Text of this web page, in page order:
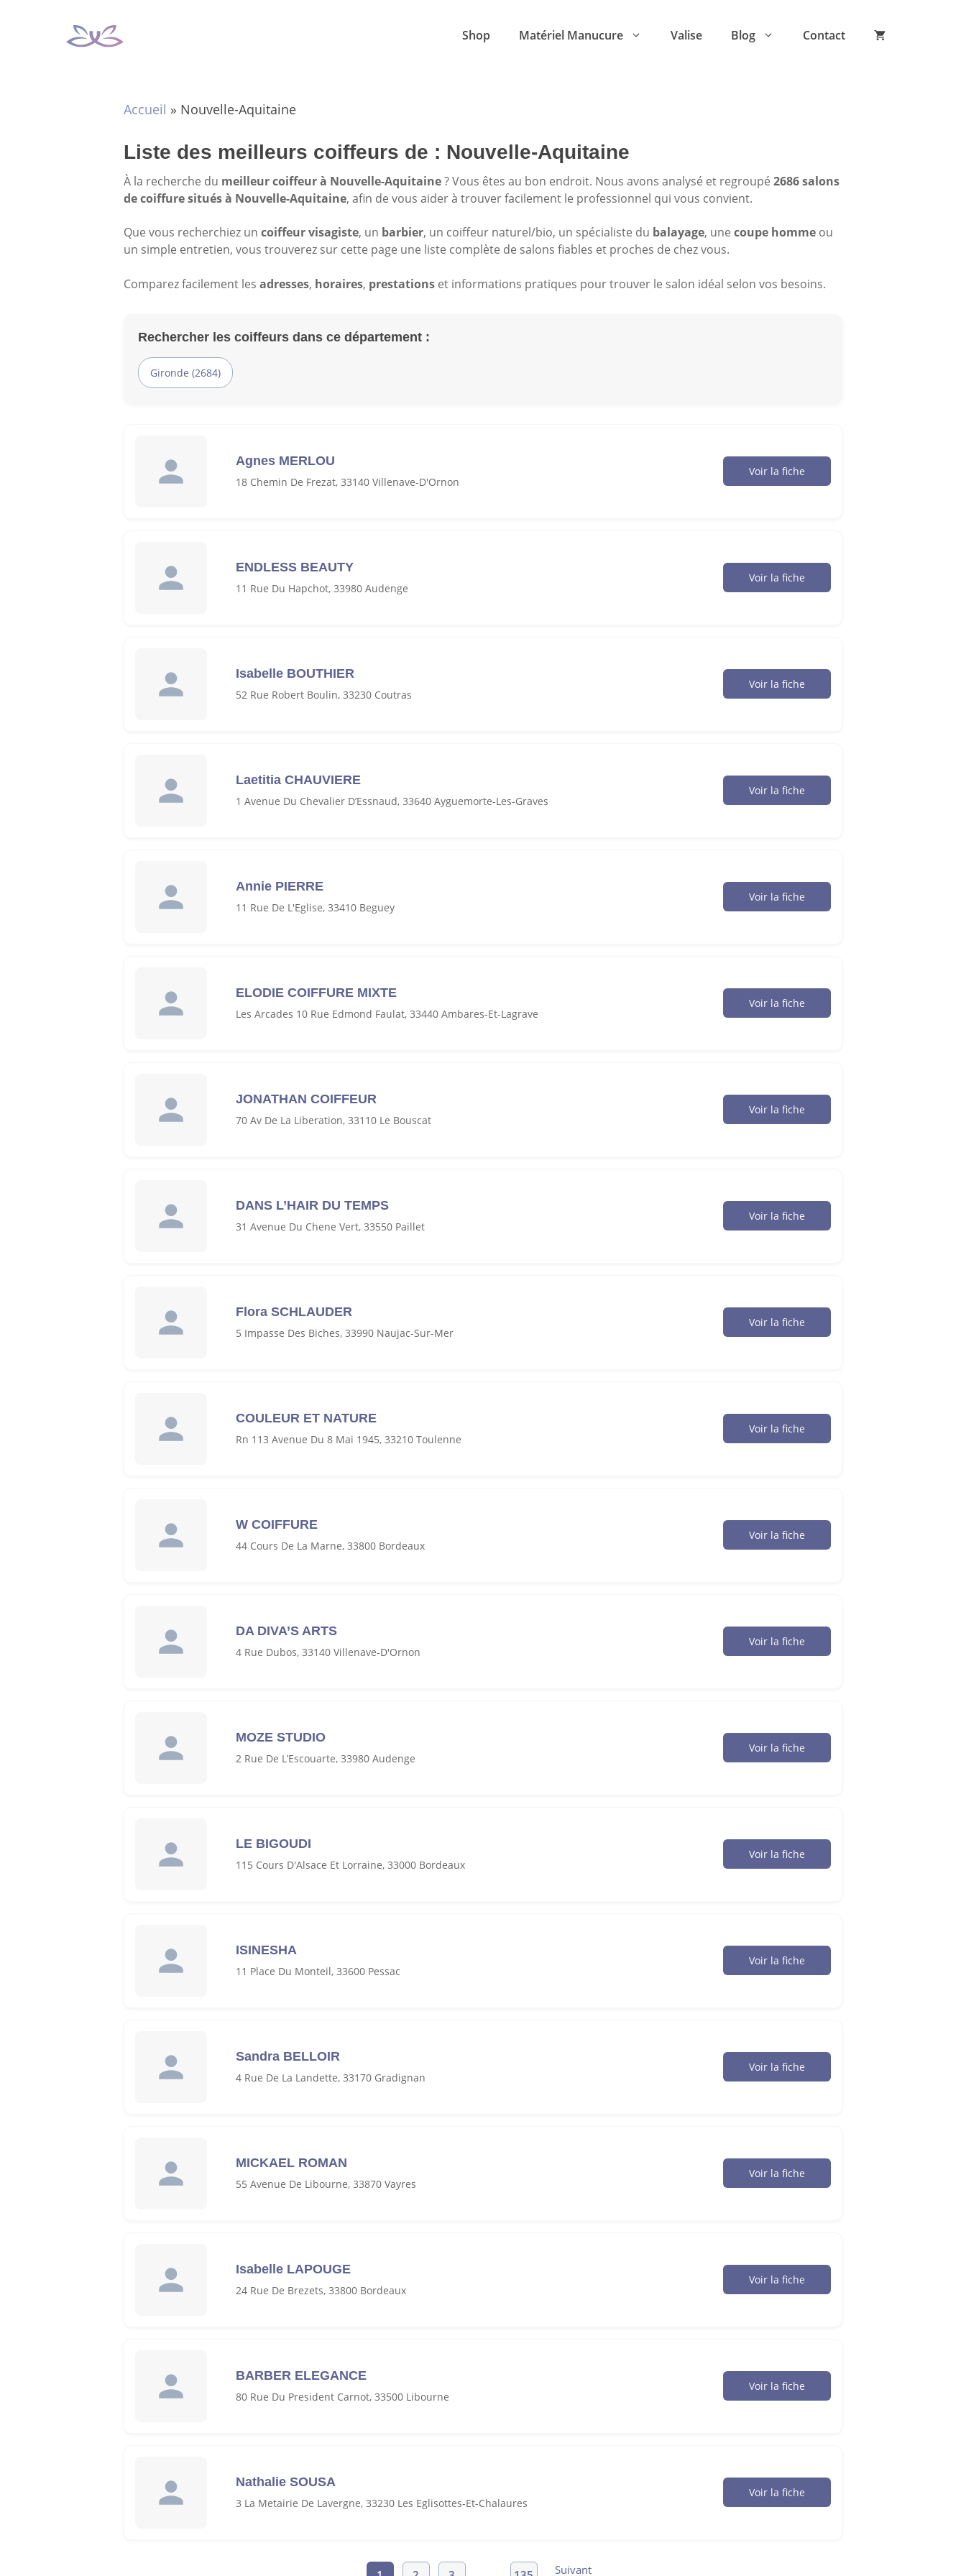
Shop Matériel Manucure Valise Blog Contact
Accueil » Nouvelle-Aquitaine
Liste des meilleurs coiffeurs de : Nouvelle-Aquitaine
À la recherche du meilleur coiffeur à Nouvelle-Aquitaine? Vous êtes au bon endroit. Nous avons analysé et regroupé 2686 salons
de coiffure situés à Nouvelle-Aquitaine, afin de vous aider à trouver facilement le professionnel qui vous convient.
Que vous recherchiez un coiffeur visagiste, un barbier, un coiffeur naturel/bio, un spécialiste du balayage, une coupe homme ou
un simple entretien, vous trouverez sur cette page une liste complète de salons fiables et proches de chez vous.
Comparez facilement les adresses, horaires, prestations et informations pratiques pour trouver le salon idéal selon vos besoins.
Rechercher les coiffeurs dans ce département :
Gironde (2684)
Agnes MERLOU
18 Chemin De Frezat, 33140 Villenave-D'Ornon
Voir la fiche
ENDLESS BEAUTY
11 Rue Du Hapchot, 33980 Audenge
Voir la fiche
Isabelle BOUTHIER
52 Rue Robert Boulin, 33230 Coutras
Voir la fiche
Laetitia CHAUVIERE
1 Avenue Du Chevalier D’Essnaud, 33640 Ayguemorte-Les-Graves
Voir la fiche
Annie PIERRE
11 Rue De L'Eglise, 33410 Beguey
Voir la fiche
ELODIE COIFFURE MIXTE
Les Arcades 10 Rue Edmond Faulat, 33440 Ambares-Et-Lagrave
Voir la fiche
JONATHAN COIFFEUR
70 Av De La Liberation, 33110 Le Bouscat
Voir la fiche
DANS L’HAIR DU TEMPS
31 Avenue Du Chene Vert, 33550 Paillet
Voir la fiche
Flora SCHLAUDER
5 Impasse Des Biches, 33990 Naujac-Sur-Mer
Voir la fiche
COULEUR ET NATURE
Rn 113 Avenue Du 8 Mai 1945, 33210 Toulenne
Voir la fiche
W COIFFURE
44 Cours De La Marne, 33800 Bordeaux
Voir la fiche
DA DIVA’S ARTS
4 Rue Dubos, 33140 Villenave-D'Ornon
Voir la fiche
MOZE STUDIO
2 Rue De L’Escouarte, 33980 Audenge
Voir la fiche
LE BIGOUDI
115 Cours D'Alsace Et Lorraine, 33000 Bordeaux
Voir la fiche
ISINESHA
11 Place Du Monteil, 33600 Pessac
Voir la fiche
Sandra BELLOIR
4 Rue De La Landette, 33170 Gradignan
Voir la fiche
MICKAEL ROMAN
55 Avenue De Libourne, 33870 Vayres
Voir la fiche
Isabelle LAPOUGE
24 Rue De Brezets, 33800 Bordeaux
Voir la fiche
BARBER ELEGANCE
80 Rue Du President Carnot, 33500 Libourne
Voir la fiche
Nathalie SOUSA
3 La Metairie De Lavergne, 33230 Les Eglisottes-Et-Chalaures
Voir la fiche
Suivant